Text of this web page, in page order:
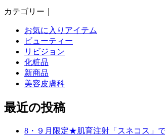
カテゴリー｜
お気に入りアイテム
ビューティー
リビジョン
化粧品
新商品
美容皮膚科
最近の投稿
8・９月限定★肌育注射「スネコス」